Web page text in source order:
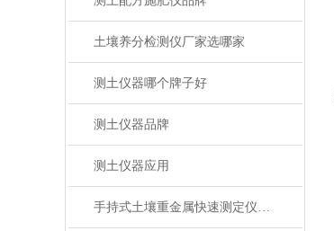
土壤养分检测仪厂家选哪家
测土仪器哪个牌子好
测土仪器品牌
测土仪器应用
手持式土壤重金属快速测定仪主要特征及优势